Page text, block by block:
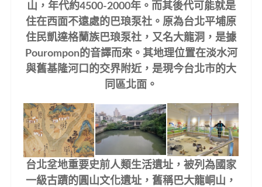
山，年代約4500-2000年。而其後代可能就是
住在西面不遠處的巴琅泵社。原為台北平埔原
住民凱達格蘭族巴琅泵社，又名大龍洞，是據
Pourompon的音譯而來。其地理位置在淡水河
與舊基隆河口的交界附近，是現今台北市的大
同區北面。
台北坌地重要史前人類生活遺址，被列為國家
一級古蹟的圓山文化遺址，舊稱巴大龍峒山，